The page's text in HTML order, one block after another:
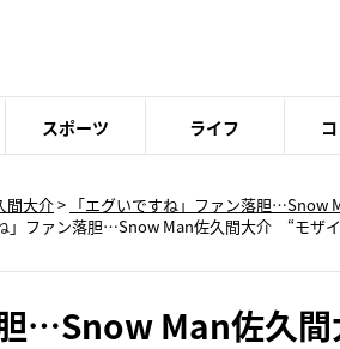
スポーツ ライフ
間大介> 「エグいですね」ファン落胆
」ファン落胆…Snow Man佐久間大介 “モザ
胆…Snow Man佐久